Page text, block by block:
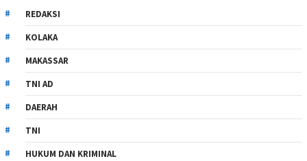
REDAKSI
KOLAKA
MAKASSAR
TNI AD
DAERAH
TNI
HUKUM DAN KRIMINAL